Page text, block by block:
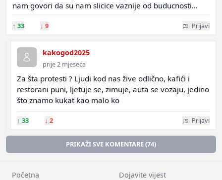
nam govori da su nam slicice vaznije od buducnosti...
↑ 33 ↓ 9 Prijavi
kakogod2025
prije 2 mjeseca
Za šta protesti ? Ljudi kod nas žive odlično, kafići i
restorani puni, ljetuje se, zimuje, auta se vozaju, jedino
što znamo kukat kao malo ko
↑ 33 ↓ 2 Prijavi
PRIKAŽI SVE KOMENTARE (74)
Početna Dojavite vijest